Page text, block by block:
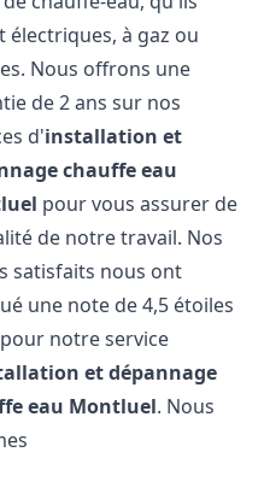
électriques, à gaz ou
Nous offrons une
de 2 ans sur nos
d'installation et
chauffe eau
pour vous assurer de
de notre travail. Nos
satisfaits nous ont
une note de 4,5 étoiles
notre service
et dépannage
eau Montluel. Nous